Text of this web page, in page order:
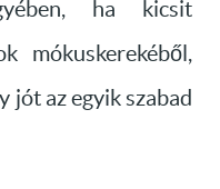
ha kicsit
mókuskerekéből,
jót az egyik szabad